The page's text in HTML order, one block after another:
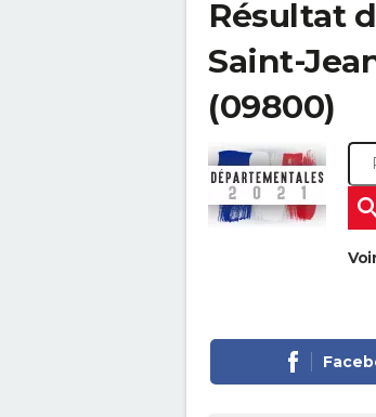
Résultat
Saint-
(09800)